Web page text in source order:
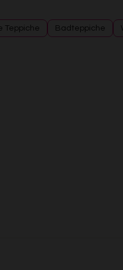
Teppiche Badteppiche